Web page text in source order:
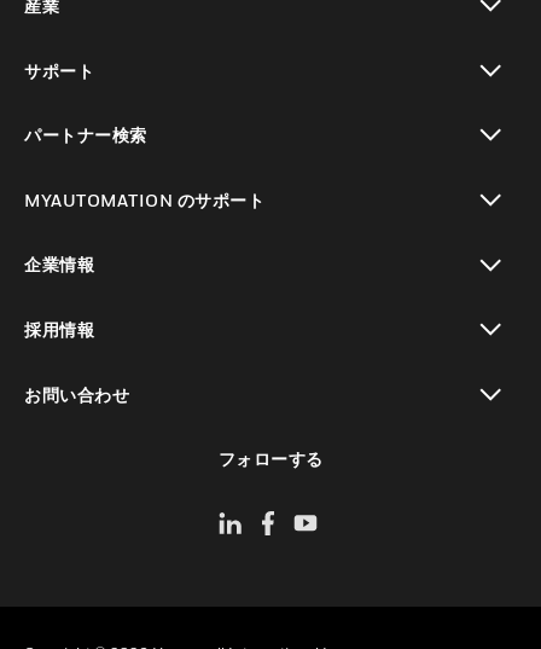
産業
サポート
パートナー検索
MYAUTOMATION のサポート
企業情報
採用情報
お問い合わせ
フォローする